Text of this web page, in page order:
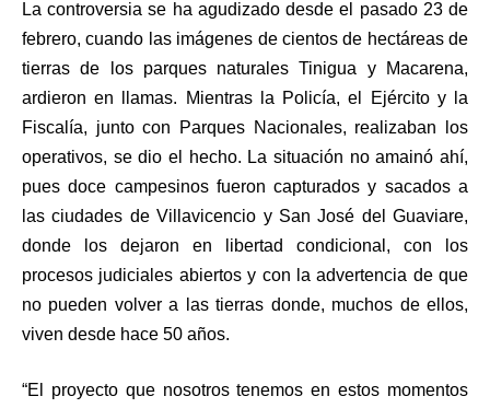
La controversia se ha agudizado desde el pasado 23 de
febrero, cuando las imágenes de cientos de hectáreas de
tierras de los parques naturales Tinigua y Macarena,
ardieron en llamas. Mientras la Policía, el Ejército y la
Fiscalía, junto con Parques Nacionales, realizaban los
operativos, se dio el hecho. La situación no amainó ahí,
pues doce campesinos fueron capturados y sacados a
las ciudades de Villavicencio y San José del Guaviare,
donde los dejaron en libertad condicional, con los
procesos judiciales abiertos y con la advertencia de que
no pueden volver a las tierras donde, muchos de ellos,
viven desde hace 50 años.
“El proyecto que nosotros tenemos en estos momentos